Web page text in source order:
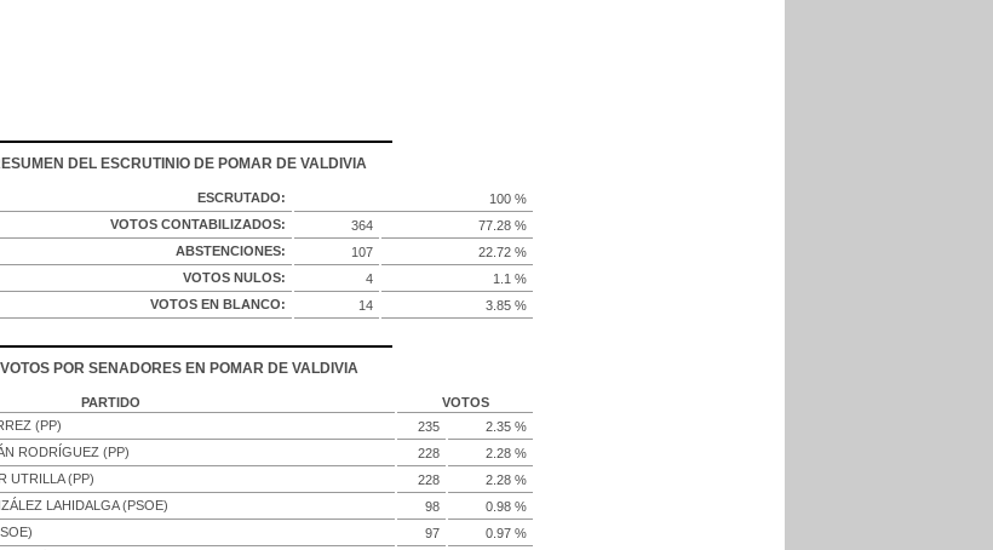
DEL ESCRUTINIO DE POMAR DE VALDIVIA
ESCRUTADO:
100 %
VOTOS CONTABILIZADOS:
364
77.28 %
ABSTENCIONES:
107
22.72 %
VOTOS NULOS:
4
1.1 %
VOTOS EN BLANCO:
14 3.85 %
VOTOS POR SENADORES EN POMAR DE VALDIVIA
PARTIDO
VOTOS
(PP)
235
2.35 %
RODRÍGUEZ (PP)
228
2.28 %
UTRILLA (PP)
228
2.28 %
LAHIDALGA (PSOE)
98
0.98 %
97
0.97 %